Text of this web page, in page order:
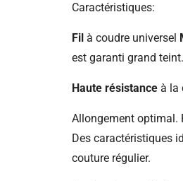
Caractéristiques:
Fil à coudre universel
est garanti grand teint.
Haute résistance à la
Allongement optimal.
Des caractéristiques
couture régulier.